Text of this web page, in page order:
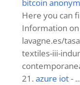
bitcoin
Here you can
Information on
lavagne.es/
textiles-iii-
azure iot-